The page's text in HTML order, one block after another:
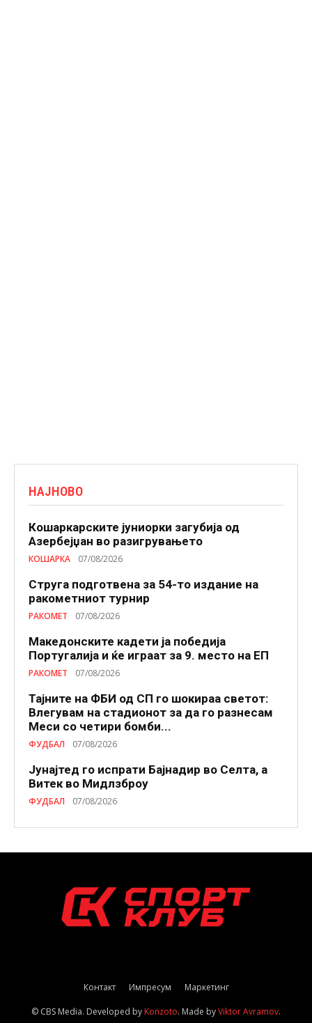
НАЈНОВО
Кошаркарските јуниорки загубија од
Азербејџан во разигрувањето
КОШАРКА 07/08/2026
Струга подготвена за 54-то издание на
ракометниот турнир
РАКОМЕТ 07/08/2026
Македонските кадети ја победија
Португалија и ќе играат за 9. место на ЕП
РАКОМЕТ 07/08/2026
Тајните на ФБИ од СП го шокираа светот:
Влегувам на стадионот за да го разнесам
Меси со четири бомби...
ФУДБАЛ 07/08/2026
Јунајтед го испрати Бајнадир во Селта, а
Витек во Мидлзброу
ФУДБАЛ 07/08/2026
Контакт Импресум Маркетинг
© CBS Media. Developed byKonzoto. Made byViktor Avramov.